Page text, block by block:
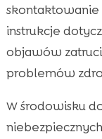
skontaktowanie
instrukcje
objawów
problemów
W środowisku